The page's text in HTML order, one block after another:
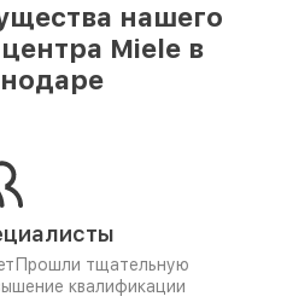
нашего
Miele в
Прошли тщательную
квалификации